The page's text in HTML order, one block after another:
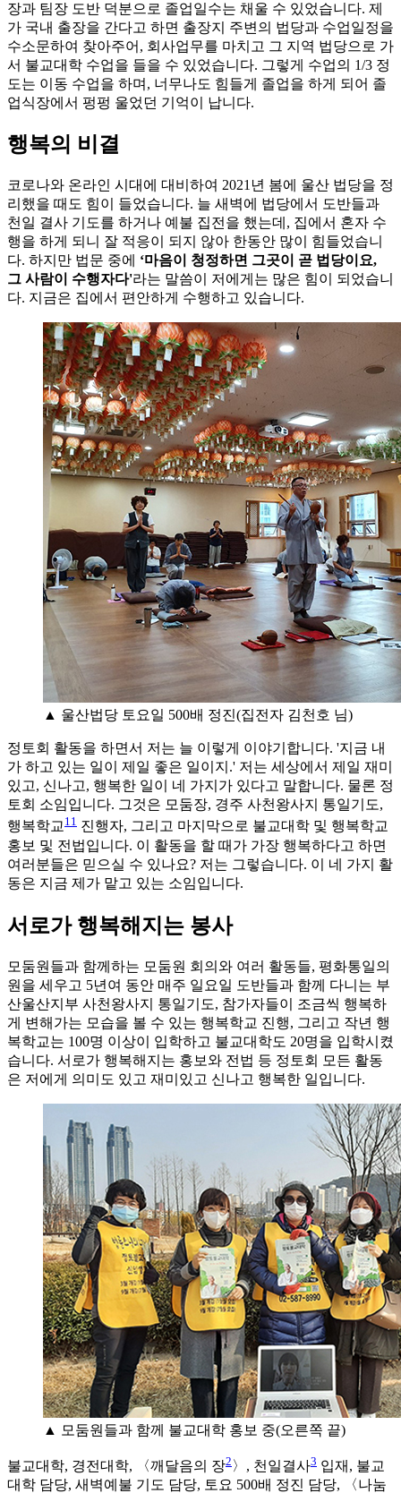
장과 팀장 도반 덕분으로 졸업일수는 채울 수 있었습니다. 제
가 국내 출장을 간다고 하면 출장지 주변의 법당과 수업일정을
수소문하여 찾아주어, 회사업무를 마치고 그 지역 법당으로 가
서 불교대학 수업을 들을 수 있었습니다. 그렇게 수업의 1/3 정
도는 이동 수업을 하며, 너무나도 힘들게 졸업을 하게 되어 졸
업식장에서 펑펑 울었던 기억이 납니다.
행복의 비결
코로나와 온라인 시대에 대비하여 2021년 봄에 울산 법당을 정
리했을 때도 힘이 들었습니다. 늘 새벽에 법당에서 도반들과
천일 결사 기도를 하거나 예불 집전을 했는데, 집에서 혼자 수
행을 하게 되니 잘 적응이 되지 않아 한동안 많이 힘들었습니
다. 하지만 법문 중에 ‘마음이 청정하면 그곳이 곧 법당이요,
그 사람이 수행자다'라는 말씀이 저에게는 많은 힘이 되었습니
다. 지금은 집에서 편안하게 수행하고 있습니다.
▲ 울산법당 토요일 500배 정진(집전자 김천호 님)
정토회 활동을 하면서 저는 늘 이렇게 이야기합니다. '지금 내
가 하고 있는 일이 제일 좋은 일이지.' 저는 세상에서 제일 재미
있고, 신나고, 행복한 일이 네 가지가 있다고 말합니다. 물론 정
토회 소임입니다. 그것은 모둠장, 경주 사천왕사지 통일기도,
행복학교11 진행자, 그리고 마지막으로 불교대학 및 행복학교
홍보 및 전법입니다. 이 활동을 할 때가 가장 행복하다고 하면
여러분들은 믿으실 수 있나요? 저는 그렇습니다. 이 네 가지 활
동은 지금 제가 맡고 있는 소임입니다.
서로가 행복해지는 봉사
모둠원들과 함께하는 모둠원 회의와 여러 활동들, 평화통일의
원을 세우고 5년여 동안 매주 일요일 도반들과 함께 다니는 부
산울산지부 사천왕사지 통일기도, 참가자들이 조금씩 행복하
게 변해가는 모습을 볼 수 있는 행복학교 진행, 그리고 작년 행
복학교는 100명 이상이 입학하고 불교대학도 20명을 입학시켰
습니다. 서로가 행복해지는 홍보와 전법 등 정토회 모든 활동
은 저에게 의미도 있고 재미있고 신나고 행복한 일입니다.
▲ 모둠원들과 함께 불교대학 홍보 중(오른쪽 끝)
불교대학, 경전대학, 〈깨달음의 장2 〉, 천일결사3 입재, 불교
대학 담당, 새벽예불 기도 담당, 토요 500배 정진 담당, 〈나눔